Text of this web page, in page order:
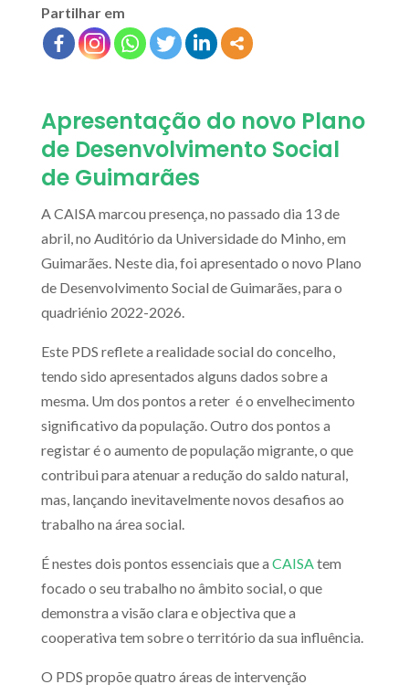
Partilhar em
Apresentação do novo Plano
de Desenvolvimento Social
de Guimarães
A CAISA marcou presença, no passado dia 13 de
abril, no Auditório da Universidade do Minho, em
Guimarães. Neste dia, foi apresentado o novo Plano
de Desenvolvimento Social de Guimarães, para o
quadriénio 2022-2026.
Este PDS reflete a realidade social do concelho,
tendo sido apresentados alguns dados sobre a
mesma. Um dos pontos a reter é o envelhecimento
significativo da população. Outro dos pontos a
registar é o aumento de população migrante, o que
contribui para atenuar a redução do saldo natural,
mas, lançando inevitavelmente novos desafios ao
trabalho na área social.
É nestes dois pontos essenciais que a CAISA tem
focado o seu trabalho no âmbito social, o que
demonstra a visão clara e objectiva que a
cooperativa tem sobre o território da sua influência.
O PDS propõe quatro áreas de intervenção